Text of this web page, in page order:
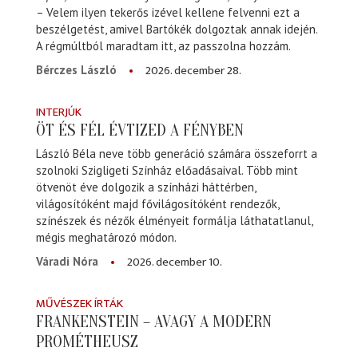
– Velem ilyen tekerős izével kellene felvenni ezt a
beszélgetést, amivel Bartókék dolgoztak annak idején.
A régmúltból maradtam itt, az passzolna hozzám.
Bérczes László
2026. december 28.
INTERJÚK
ÖT ÉS FÉL ÉVTIZED A FÉNYBEN
László Béla neve több generáció számára összeforrt a
szolnoki Szigligeti Színház előadásaival. Több mint
ötvenöt éve dolgozik a színházi háttérben,
világosítóként majd fővilágosítóként rendezők,
színészek és nézők élményeit formálja láthatatlanul,
mégis meghatározó módon.
Váradi Nóra
2026. december 10.
MŰVÉSZEK ÍRTÁK
FRANKENSTEIN – AVAGY A MODERN
PROMÉTHEUSZ